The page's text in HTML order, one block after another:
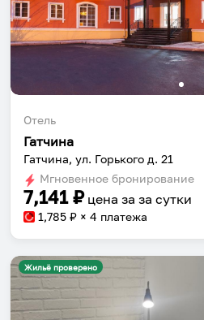
Отель
Гатчина
Гатчина, ул. Горького д. 21
Мгновенное бронирование
7,141₽ цена за за сутки
1,785 ₽ × 4 платежа
Жильё проверено